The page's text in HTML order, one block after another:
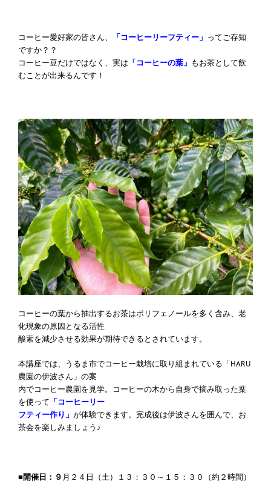
コーヒー愛好家の皆さん、 「コーヒーリーフティー」 ってご存知
ですか？？
コーヒー豆だけではなく、実は 「コーヒーの葉」 もお茶として飲
むことが出来るんです！
コーヒーの葉から抽出するお茶はポリフェノールを多く含み、老
化現象の原因となる活性
酸素を減少させる効果が期待できるとされています。
本講座では、うるま市でコーヒー栽培に取り組まれている「HARU
農園の伊波さん」の案
内でコーヒー農園を見学。コーヒーの木から自身で摘み取った葉
を使って 「コーヒーリー
フティー作り」 が体験できます。完成後は伊波さんを囲んで、お
茶会を楽しみましょう♪
■開催日：９ 月２４日（土）１３：３０～１５：３０（約２時間）